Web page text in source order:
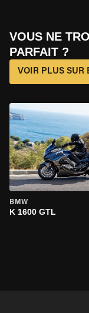
VOUS NE
PARFAIT ?
VOIR PLUS SUR
BMW
K 1600 GTL